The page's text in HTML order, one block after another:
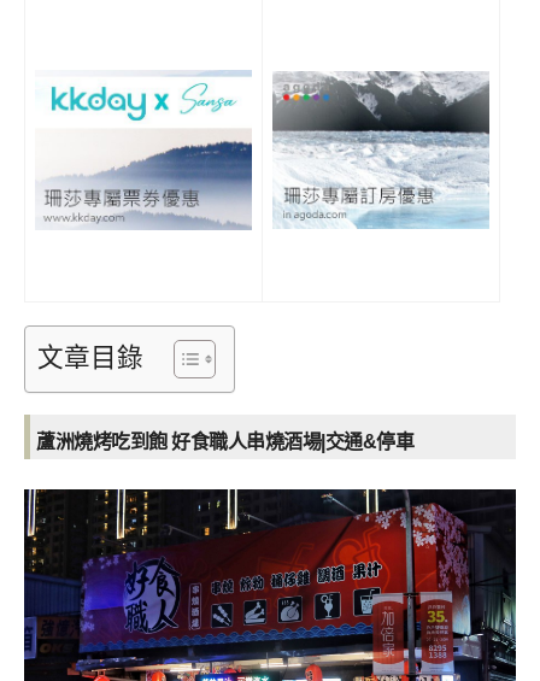
文章目錄
蘆洲燒烤吃到飽 好食職人串燒酒場|交通&停車